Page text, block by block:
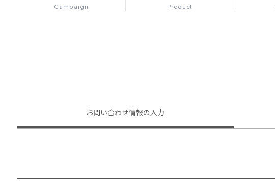
Campaign Product
お問い合わせ情報の入力